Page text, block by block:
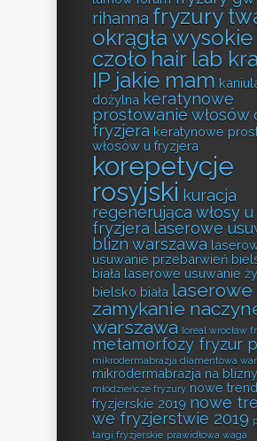
rihanna fryzury
okrągła wysokie
czoło hair lab
IP jakie mam
dożylna keratynowe
prostowanie włosów
fryzjera keratynowe
włosów u fryzjera
korepetycje
rosyjski kuracja
regenerująca włosy u
fryzjera laserowe
blizn warszawa
usuwanie przebarwień
biała laserowe usuwanie
bielsko biała laserowe
zamykanie
warszawa loreal wrocław
metamorfozy fryzur
mikrodermabrazja diamentowa
mikrodermabrazja na blizny
młodzieńcze fryzury nowe
fryzjerskie 2019 nowe
we fryzjerstwie 2019
targi fryzjerskie prawidłowa waga